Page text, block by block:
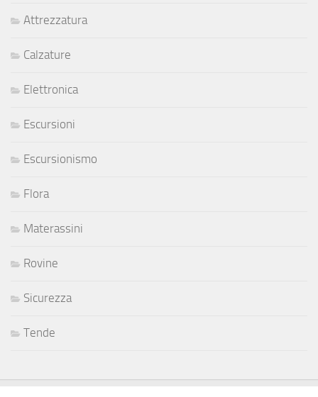
Attrezzatura
Calzature
Elettronica
Escursioni
Escursionismo
Flora
Materassini
Rovine
Sicurezza
Tende